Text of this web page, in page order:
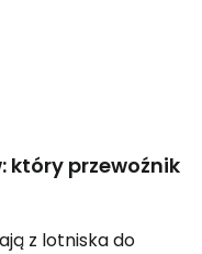
który przewoźnik
z lotniska do